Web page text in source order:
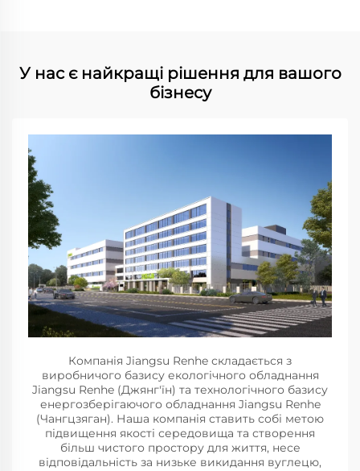
У нас є найкращі рішення для вашого
бізнесу
Компанія Jiangsu Renhe складається з
виробничого базису екологічного обладнання
Jiangsu Renhe (Джянг'їн) та технологічного базису
енергозберігаючого обладнання Jiangsu Renhe
(Чангцзяган). Наша компанія ставить собі метою
підвищення якості середовища та створення
більш чистого простору для життя, несе
відповідальність за низьке викидання вуглецю,